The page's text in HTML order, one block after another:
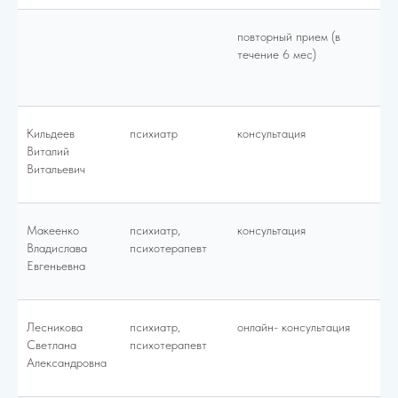
повторный прием (в
течение 6 мес)
Кильдеев
Виталий
Витальевич
психиатр консультация
Макеенко
Владислава
Евгеньевна
психиатр,
психотерапевт
консультация
Лесникова
Светлана
Александровна
психиатр,
психотерапевт
онлайн- консультация